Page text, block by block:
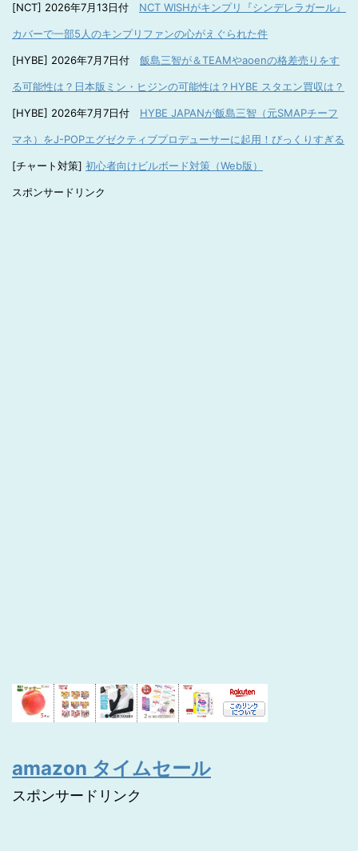
[NCT] 2026年7月13日付 NCT WISHがキンプリ『シンデレラガール』
カバーで一部5人のキンプリファンの心がえぐられた件
[HYBE] 2026年7月7日付 飯島三智が＆TEAMやaoenの格差売りをす
る可能性は？日本版ミン・ヒジンの可能性は？HYBE スタエン買収は？
[HYBE] 2026年7月7日付 HYBE JAPANが飯島三智（元SMAPチーフ
マネ）をJ-POPエグゼクティブプロデューサーに起用！びっくりすぎる
[チャート対策] 初心者向けビルボード対策（Web版）
スポンサードリンク
amazon タイムセール
スポンサードリンク